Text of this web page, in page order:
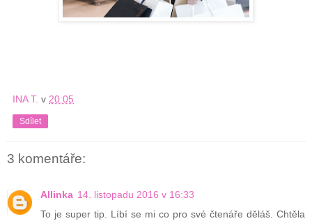
INA T. v 20:05
Sdílet
3 komentáře:
Allinka 14. listopadu 2016 v 16:33
To je super tip. Líbí se mi co pro své čtenáře děláš. Chtěla